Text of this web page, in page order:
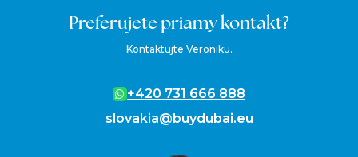
Preferujete priamy kontakt?
Kontaktujte Veroniku.
+420 731 666 888
slovakia@buydubai.eu